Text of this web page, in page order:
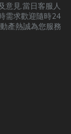
意見.當日客服人
需求歡迎隨時24
產熱誠為您服務